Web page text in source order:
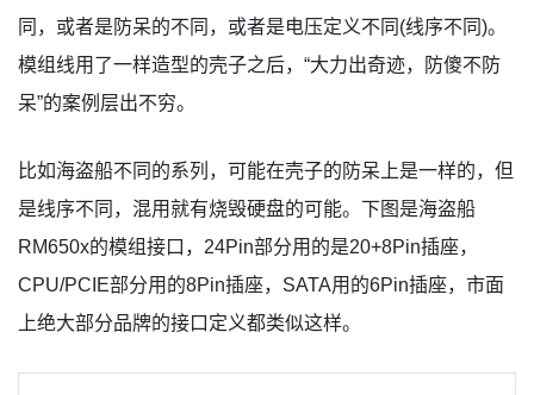
同，或者是防呆的不同，或者是电压定义不同(线序不同)。
模组线用了一样造型的壳子之后，“大力出奇迹，防傻不防
呆”的案例层出不穷。
比如海盗船不同的系列，可能在壳子的防呆上是一样的，但
是线序不同，混用就有烧毁硬盘的可能。下图是海盗船
RM650x的模组接口，24Pin部分用的是20+8Pin插座，
CPU/PCIE部分用的8Pin插座，SATA用的6Pin插座，市面
上绝大部分品牌的接口定义都类似这样。